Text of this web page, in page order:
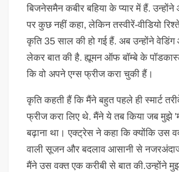
बिजनेसमैन कबीर बहिया के प्यार में हैं.
पर कुछ नहीं कहा, लेकिन तस्वीरें-वीडियो
कृति 35 साल की हो गई हैं. अब उन्होंने
लेकर बात की है. ह्यूमन ऑफ बॉम्बे के
कि वो अपने एग्स फ्रीज करा चुकी हैं।
कृति कहती हैं कि मैंने बहुत पहले ही स्मार्ट
फ्रीज करा लिए थे. मैंने ये तब किया जब मुझे
बढ़ाना था। एक्ट्रेस ने कहा कि क्योंकि उस
वाली सूजन और बदलाव आसानी से
मैंने उस वक्त एक करीबी से बात की.उन्होंने